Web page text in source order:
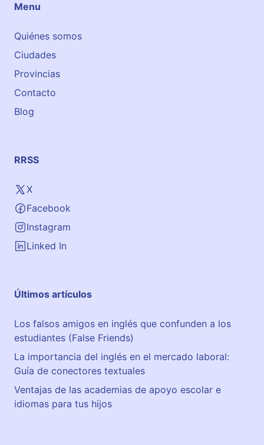
Menu
Quiénes somos
Ciudades
Provincias
Contacto
Blog
RRSS
X
Facebook
Instagram
Linked In
Últimos artículos
Los falsos amigos en inglés que confunden a los
estudiantes (False Friends)
La importancia del inglés en el mercado laboral:
Guía de conectores textuales
Ventajas de las academias de apoyo escolar e
idiomas para tus hijos